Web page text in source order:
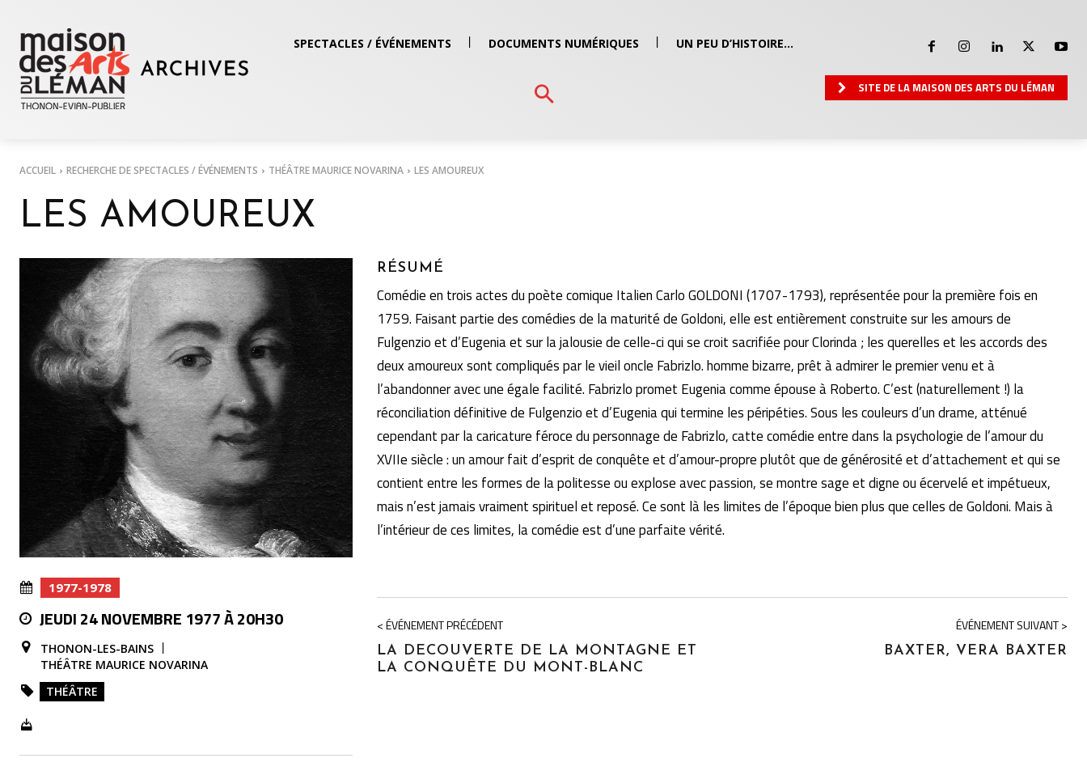
SPECTACLES / ÉVÉNEMENTS DOCUMENTS NUMÉRIQUES UN PEU D’HISTOIRE…
SITE DE LA MAISON DES ARTS DU LÉMAN
ACCUEIL RECHERCHE DE SPECTACLES / ÉVÉNEMENTS THÉÂTRE MAURICE NOVARINA LES AMOUREUX
LES AMOUREUX
1977-1978
JEUDI 24 NOVEMBRE 1977 À 20H30
THONON-LES-BAINS
THÉÂTRE MAURICE NOVARINA
THÉÂTRE
RÉSUMÉ
Comédie en trois actes du poète comique Italien Carlo GOLDONI (1707-1793), représentée pour la première fois en
1759. Faisant partie des comédies de la maturité de Goldoni, elle est entièrement construite sur les amours de
Fulgenzio et d’Eugenia et sur la jalousie de celle-ci qui se croit sacrifiée pour Clorinda ; les querelles et les accords des
deux amoureux sont compliqués par le vieil oncle Fabrizlo. homme bizarre, prêt à admirer le premier venu et à
l’abandonner avec une égale facilité. Fabrizlo promet Eugenia comme épouse à Roberto. C’est (naturellement !) la
réconciliation définitive de Fulgenzio et d’Eugenia qui termine les péripéties. Sous les couleurs d’un drame, atténué
cependant par la caricature féroce du personnage de Fabrizlo, catte comédie entre dans la psychologie de l’amour du
XVIIe siècle : un amour fait d’esprit de conquête et d’amour-propre plutôt que de générosité et d’attachement et qui se
contient entre les formes de la politesse ou explose avec passion, se montre sage et digne ou écervelé et impétueux,
mais n’est jamais vraiment spirituel et reposé. Ce sont là les limites de l’époque bien plus que celles de Goldoni. Mais à
l’intérieur de ces limites, la comédie est d’une parfaite vérité.
< ÉVÉNEMENT PRÉCÉDENT
LA DECOUVERTE DE LA MONTAGNE ET
LA CONQUÊTE DU MONT-BLANC
ÉVÉNEMENT SUIVANT >
BAXTER, VERA BAXTER